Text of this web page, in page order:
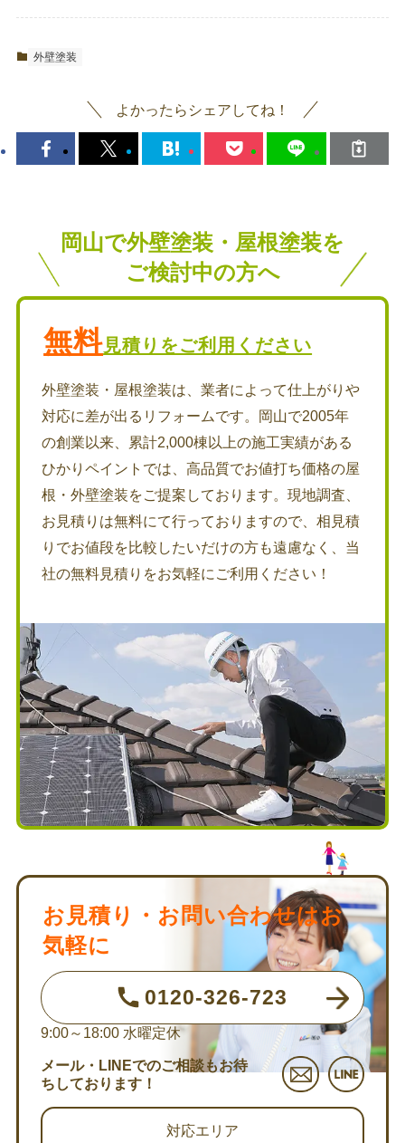
外壁塗装
よかったらシェアしてね！
岡山で外壁塗装・屋根塗装を
ご検討中の方へ
無料見積りをご利用ください
外壁塗装・屋根塗装は、業者によって仕上がりや
対応に差が出るリフォームです。岡山で2005年
の創業以来、累計2,000棟以上の施工実績がある
ひかりペイントでは、高品質でお値打ち価格の屋
根・外壁塗装をご提案しております。現地調査、
お見積りは無料にて行っておりますので、相見積
りでお値段を比較したいだけの方も遠慮なく、当
社の無料見積りをお気軽にご利用ください！
お見積り・お問い合わせはお
気軽に
0120-326-723
9:00～18:00 水曜定休
メール・LINEでのご相談もお待
ちしております！
対応エリア